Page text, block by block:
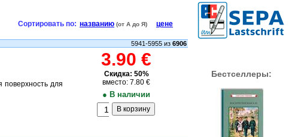
Сортировать по: названию (от А до Я) цене
5941-5955 из 6906
для
3.90 €
Скидка: 50%
вместо: 7.80 €
● В наличии
Бестселлеры: